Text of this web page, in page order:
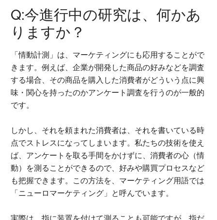
Q:今進行中の研究は、何かあ
りますか？
「情動計測」は、マーケティングにも応用することがで
きます。例えば、企業が開発した商品の好みなどを調査
する場合、その商品を購入した消費者がどういう点に興
味・関心を持ったのかアンケート調査を行うのが一般的
です。
しかし、それを頼まれた消費者は、それを書いている時
点でストレスになってしまいます。私たちの技術を使え
ば、アンケートを取る手間をかけずに、消費者の心（情
動）を測ることができるので、好みや購買プロセスなど
も把握できます。この方法を、マーケティング用語では
「ニューロマーケティング」と呼んでいます。